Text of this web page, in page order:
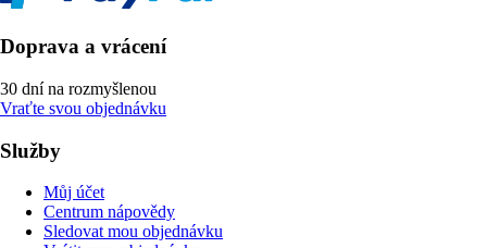
Doprava a vrácení
30 dní na rozmyšlenou
Vraťte svou objednávku
Služby
Můj účet
Centrum nápovědy
Sledovat mou objednávku